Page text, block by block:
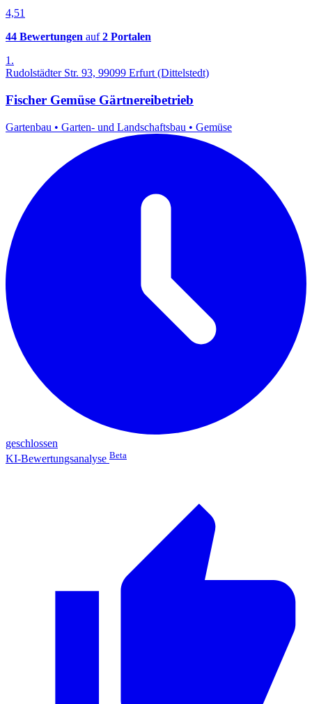
4,51
44 Bewertungen auf2 Portalen
1.
Rudolstädter Str. 93, 99099 Erfurt (Dittelstedt)
Fischer Gemüse Gärtnereibetrieb
Gartenbau • Garten- und Landschaftsbau • Gemüse
geschlossen
KI-Bewertungsanalyse Beta